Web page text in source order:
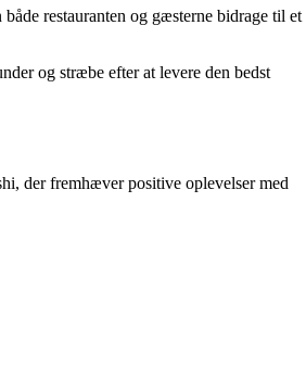
restauranten og gæsterne bidrage til et
og stræbe efter at levere den bedst
der fremhæver positive oplevelser med